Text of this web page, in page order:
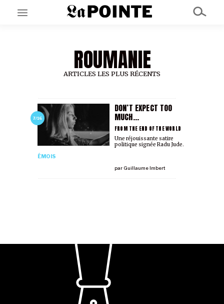
EN CE MOMENT
GRAND ANGLE
AU LARGE
À PROPOS
NOS PARTENAIRES
ROUMANIE
ARTICLES LES PLUS RÉCENTS
7/16
DON’T EXPECT TOO
MUCH...
FROM THE END OF THE WORLD
ÉMOIS
par Guillaume Imbert
Une réjouissante satire
politique signée Radu Jude.